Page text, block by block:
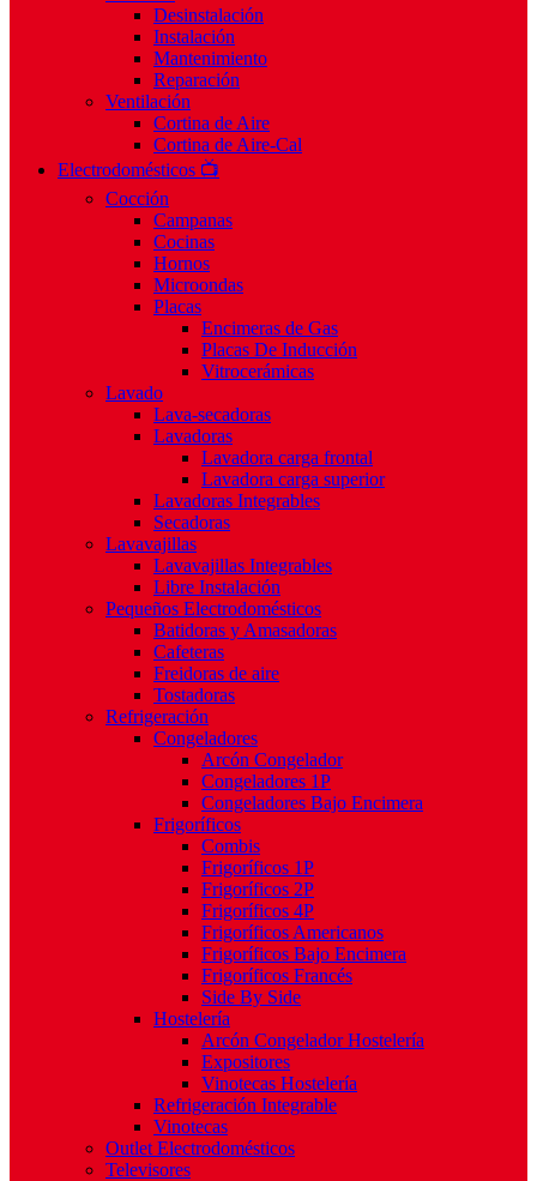
Desinstalación
Instalación
Mantenimiento
Reparación
Ventilación
Cortina de Aire
Cortina de Aire-Cal
Electrodomésticos 📺
Cocción
Campanas
Cocinas
Hornos
Microondas
Placas
Encimeras de Gas
Placas De Inducción
Vitrocerámicas
Lavado
Lava-secadoras
Lavadoras
Lavadora carga frontal
Lavadora carga superior
Lavadoras Integrables
Secadoras
Lavavajillas
Lavavajillas Integrables
Libre Instalación
Pequeños Electrodomésticos
Batidoras y Amasadoras
Cafeteras
Freidoras de aire
Tostadoras
Refrigeración
Congeladores
Arcón Congelador
Congeladores 1P
Congeladores Bajo Encimera
Frigoríficos
Combis
Frigoríficos 1P
Frigoríficos 2P
Frigoríficos 4P
Frigoríficos Americanos
Frigoríficos Bajo Encimera
Frigoríficos Francés
Side By Side
Hostelería
Arcón Congelador Hostelería
Expositores
Vinotecas Hostelería
Refrigeración Integrable
Vinotecas
Outlet Electrodomésticos
Televisores